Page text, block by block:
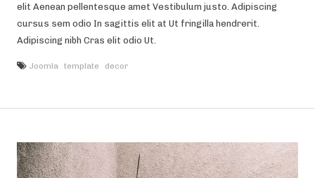
elit Aenean pellentesque amet Vestibulum justo. Adipiscing
cursus sem odio In sagittis elit at Ut fringilla hendrerit.
Adipiscing nibh Cras elit odio Ut.
Joomla template decor